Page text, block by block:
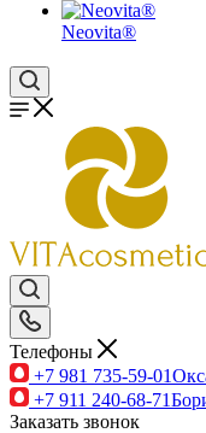
Neovita®
Телефоны
+7 981 735-59-01
+7 911 240-68-71
Заказать звонок